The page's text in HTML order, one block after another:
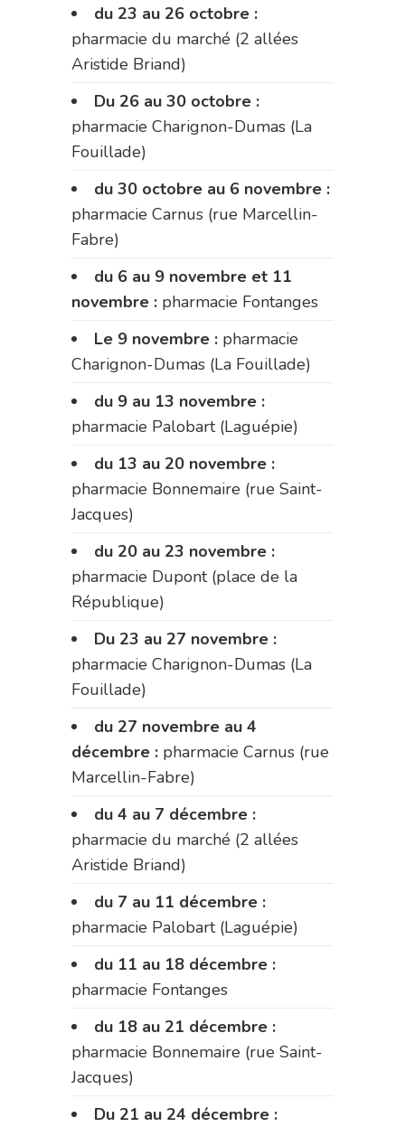
du 23 au 26 octobre :
pharmacie du marché (2 allées
Aristide Briand)
Du 26 au 30 octobre :
pharmacie Charignon-Dumas (La
Fouillade)
du 30 octobre au 6 novembre :
pharmacie Carnus (rue Marcellin-
Fabre)
du 6 au 9 novembre et 11
novembre : pharmacie Fontanges
Le 9 novembre : pharmacie
Charignon-Dumas (La Fouillade)
du 9 au 13 novembre :
pharmacie Palobart (Laguépie)
du 13 au 20 novembre :
pharmacie Bonnemaire (rue Saint-
Jacques)
du 20 au 23 novembre :
pharmacie Dupont (place de la
République)
Du 23 au 27 novembre :
pharmacie Charignon-Dumas (La
Fouillade)
du 27 novembre au 4
décembre : pharmacie Carnus (rue
Marcellin-Fabre)
du 4 au 7 décembre :
pharmacie du marché (2 allées
Aristide Briand)
du 7 au 11 décembre :
pharmacie Palobart (Laguépie)
du 11 au 18 décembre :
pharmacie Fontanges
du 18 au 21 décembre :
pharmacie Bonnemaire (rue Saint-
Jacques)
Du 21 au 24 décembre :